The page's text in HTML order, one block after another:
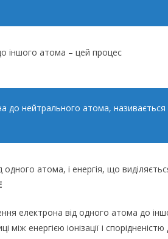
іншого атома – цей процес
до нейтрального атома, називається
атома, і енергія, що
електрона від одного атома до
між енергією іонізації і спорідненістю